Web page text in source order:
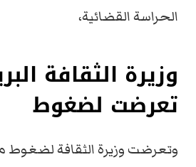
الحراسة القضائية،
وزيرة الثقافة
تعرضت لضغوط
وتعرضت وزيرة الثقافة لضغوط